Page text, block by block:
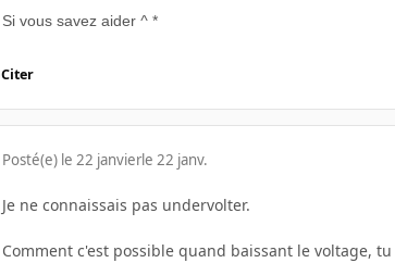
Si vous savez aider ^ *
Citer
Posté(e) le 22 janvierle 22 janv.
Je ne connaissais pas undervolter.
Comment c'est possible quand baissant le voltage,